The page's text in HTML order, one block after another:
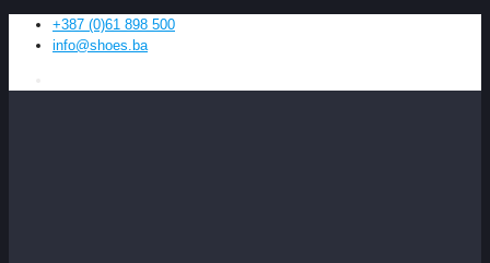
+387 (0)61 898 500
info@shoes.ba